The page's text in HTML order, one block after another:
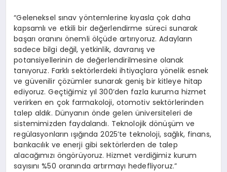
“Geleneksel sınav yöntemlerine kıyasla çok daha
kapsamlı ve etkili bir değerlendirme süreci sunarak
başarı oranını önemli ölçüde artırıyoruz. Adayların
sadece bilgi değil, yetkinlik, davranış ve
potansiyellerinin de değerlendirilmesine olanak
tanıyoruz. Farklı sektörlerdeki ihtiyaçlara yönelik esnek
ve güvenilir çözümler sunarak geniş bir kitleye hitap
ediyoruz. Geçtiğimiz yıl 300’den fazla kuruma hizmet
verirken en çok farmakoloji, otomotiv sektörlerinden
talep aldık. Dünyanın önde gelen üniversiteleri de
sistemimizden faydalandı. Teknolojik dönüşüm ve
regülasyonların ışığında 2025’te teknoloji, sağlık, finans,
bankacılık ve enerji gibi sektörlerden de talep
alacağımızı öngörüyoruz. Hizmet verdiğimiz kurum
sayısını %50 oranında artırmayı hedefliyoruz.”